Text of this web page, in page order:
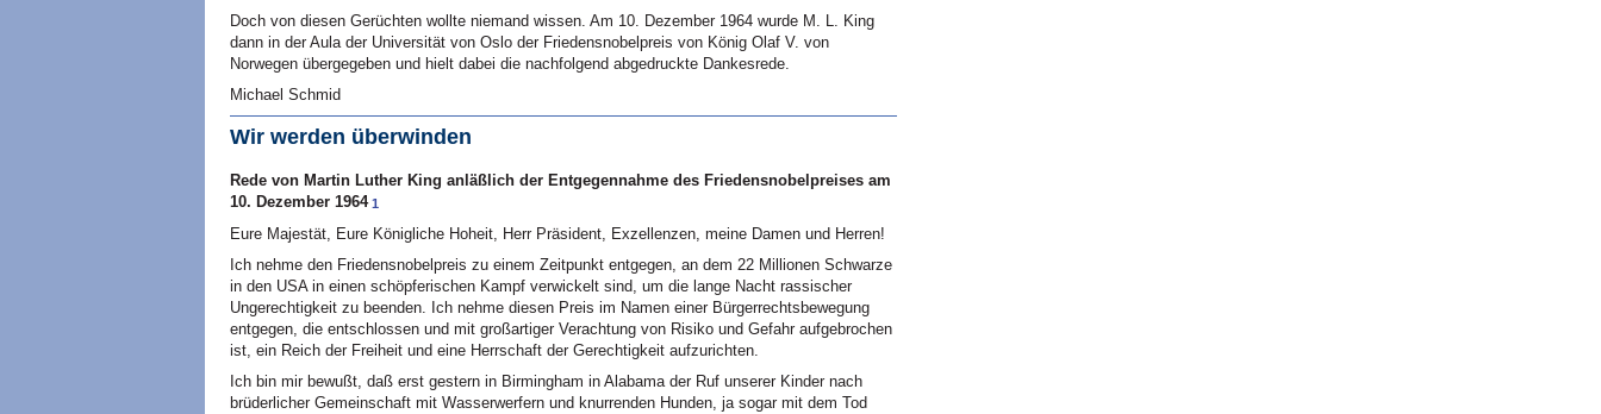
Doch von diesen Gerüchten wollte niemand wissen. Am 10. Dezember 1964 wurde M. L. King
dann in der Aula der Universität von Oslo der Friedensnobelpreis von König Olaf V. von
Norwegen übergegeben und hielt dabei die nachfolgend abgedruckte Dankesrede.
Michael Schmid
Wir werden überwinden
Rede von Martin Luther King anläßlich der Entgegennahme des Friedensnobelpreises am
10. Dezember 1964 1
Eure Majestät, Eure Königliche Hoheit, Herr Präsident, Exzellenzen, meine Damen und Herren!
Ich nehme den Friedensnobelpreis zu einem Zeitpunkt entgegen, an dem 22 Millionen Schwarze
in den USA in einen schöpferischen Kampf verwickelt sind, um die lange Nacht rassischer
Ungerechtigkeit zu beenden. Ich nehme diesen Preis im Namen einer Bürgerrechtsbewegung
entgegen, die entschlossen und mit großartiger Verachtung von Risiko und Gefahr aufgebrochen
ist, ein Reich der Freiheit und eine Herrschaft der Gerechtigkeit aufzurichten.
Ich bin mir bewußt, daß erst gestern in Birmingham in Alabama der Ruf unserer Kinder nach
brüderlicher Gemeinschaft mit Wasserwerfern und knurrenden Hunden, ja sogar mit dem Tod